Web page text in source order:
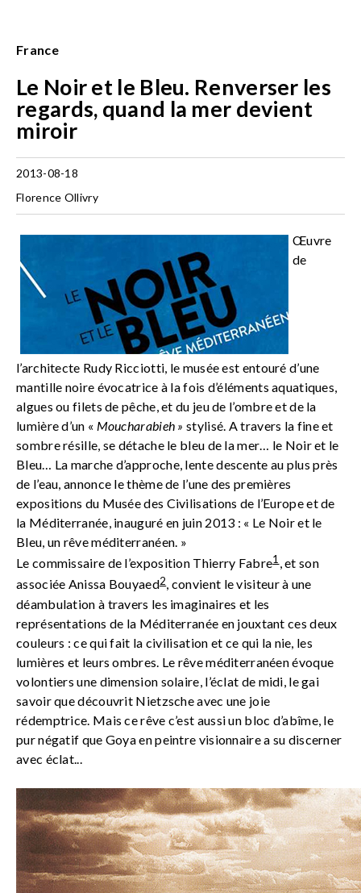
France
Le Noir et le Bleu. Renverser les
regards, quand la mer devient
miroir
2013-08-18
Florence Ollivry
Œuvre
de
l’architecte Rudy Ricciotti, le musée est entouré d’une
mantille noire évocatrice à la fois d’éléments aquatiques,
algues ou filets de pêche, et du jeu de l’ombre et de la
lumière d’un « Moucharabieh »stylisé. A travers la fine et
sombre résille, se détache le bleu de la mer… le Noir et le
Bleu… La marche d’approche, lente descente au plus près
de l’eau, annonce le thème de l’une des premières
expositions du Musée des Civilisations de l’Europe et de
la Méditerranée, inauguré en juin 2013 : « Le Noir et le
Bleu, un rêve méditerranéen. »
Le commissaire de l’exposition Thierry Fabre1 , et son
associée Anissa Bouyaed2, convient le visiteur à une
déambulation à travers les imaginaires et les
représentations de la Méditerranée en jouxtant ces deux
couleurs : ce qui fait la civilisation et ce qui la nie, les
lumières et leurs ombres. Le rêve méditerranéen évoque
volontiers une dimension solaire, l’éclat de midi, le gai
savoir que découvrit Nietzsche avec une joie
rédemptrice. Mais ce rêve c’est aussi un bloc d’abîme, le
pur négatif que Goya en peintre visionnaire a su discerner
avec éclat...